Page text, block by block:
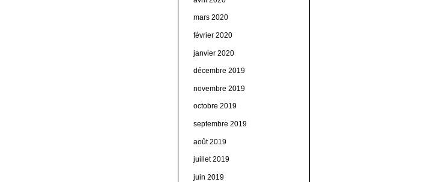
mars 2020
février 2020
janvier 2020
décembre 2019
novembre 2019
octobre 2019
septembre 2019
août 2019
juillet 2019
juin 2019